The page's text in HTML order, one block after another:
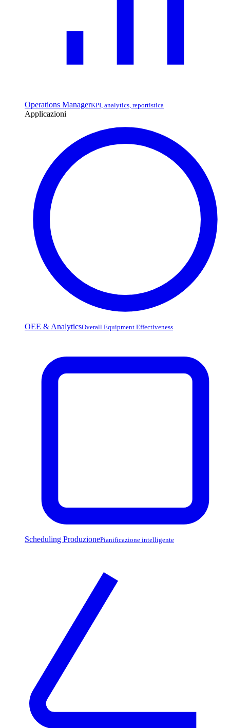
Operations ManagerKPI, analytics, reportistica
Applicazioni
OEE & AnalyticsOverall Equipment Effectiveness
Scheduling ProduzionePianificazione intelligente